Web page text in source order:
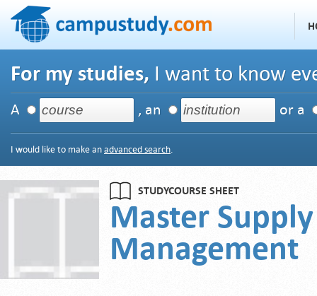
For my studies, I want to know
A , an or a
I would like to make an advanced search.
STUDYCOURSE SHEET
Master
Management